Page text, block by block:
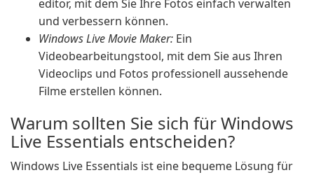
editor, mit dem Sie Ihre Fotos einfach verwalten
und verbessern können.
Windows Live Movie Maker: Ein
Videobearbeitungstool, mit dem Sie aus Ihren
Videoclips und Fotos professionell aussehende
Filme erstellen können.
Warum sollten Sie sich für Windows
Live Essentials entscheiden?
Windows Live Essentials ist eine bequeme Lösung für